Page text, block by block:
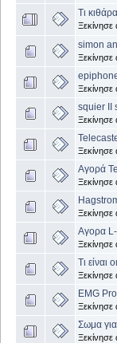
Τι
Ξεκίνησε
simon
Ξεκίνησε
Ξεκίνησε
squier II
Ξεκίνησε
Ξεκίνησε
Αγορά
Ξεκίνησε
Ξεκίνησε
Aγορα
Ξεκίνησε
Τι είναι
Ξεκίνησε
EMG
Ξεκίνησε
Σωμα
Ξεκίνησε